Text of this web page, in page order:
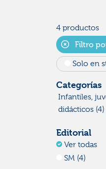
4 productos
Filtro por
Solo en
Categorías
Infantiles,
didácticos (4)
Editorial
Ver todas
SM (4)